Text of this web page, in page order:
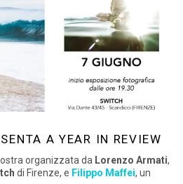
A YEAR IN REVIEW
organizzata da Lorenzo Armati,
di Firenze, e Filippo Maffei, un